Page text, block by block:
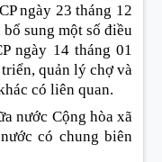
ngày 23 tháng 12
sung một số điều
ngày 14 tháng 01
quản lý chợ và
có liên quan.
nước Cộng hòa xã
có chung biên